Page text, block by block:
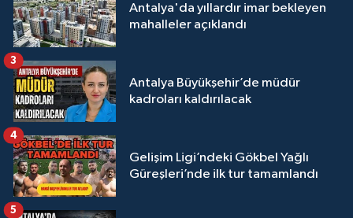
Antalya'da yıllardır imar bekleyen
mahalleler açıklandı
Antalya Büyükşehir’de müdür
kadroları kaldırılacak
3
Gelişim Ligi’ndeki Gökbel Yağlı
Güreşleri’nde ilk tur tamamlandı
4
5